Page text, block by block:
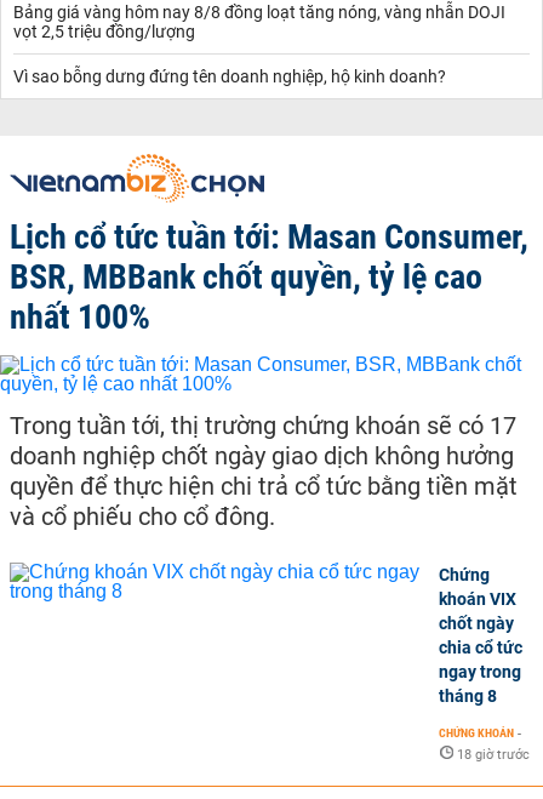
Bảng giá vàng hôm nay 8/8 đồng loạt tăng nóng, vàng nhẫn DOJI
vọt 2,5 triệu đồng/lượng
Vì sao bỗng dưng đứng tên doanh nghiệp, hộ kinh doanh?
Lịch cổ tức tuần tới: Masan Consumer,
BSR, MBBank chốt quyền, tỷ lệ cao
nhất 100%
Trong tuần tới, thị trường chứng khoán sẽ có 17
doanh nghiệp chốt ngày giao dịch không hưởng
quyền để thực hiện chi trả cổ tức bằng tiền mặt
và cổ phiếu cho cổ đông.
Chứng
khoán VIX
chốt ngày
chia cổ tức
ngay trong
tháng 8
CHỨNG KHOÁN -
18 giờ trước